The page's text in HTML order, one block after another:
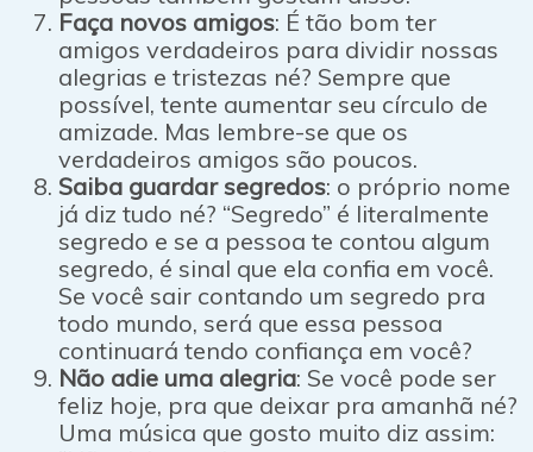
Faça novos amigos: É tão bom ter
amigos verdadeiros para dividir nossas
alegrias e tristezas né? Sempre que
possível, tente aumentar seu círculo de
amizade. Mas lembre-se que os
verdadeiros amigos são poucos.
Saiba guardar segredos: o próprio nome
já diz tudo né? “Segredo” é literalmente
segredo e se a pessoa te contou algum
segredo, é sinal que ela confia em você.
Se você sair contando um segredo pra
todo mundo, será que essa pessoa
continuará tendo confiança em você?
Não adie uma alegria: Se você pode ser
feliz hoje, pra que deixar pra amanhã né?
Uma música que gosto muito diz assim: